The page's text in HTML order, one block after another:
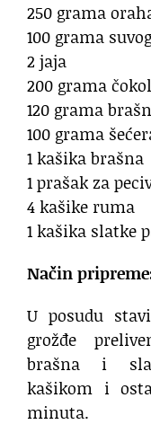
250 grama
100 grama
2 jaja
200 grama
120 grama
100 grama
1 kašika brašna
1 prašak za
4 kašike ruma
1 kašika slatke
Način
U posudu
grožđe
brašna i
kašikom i
minuta.